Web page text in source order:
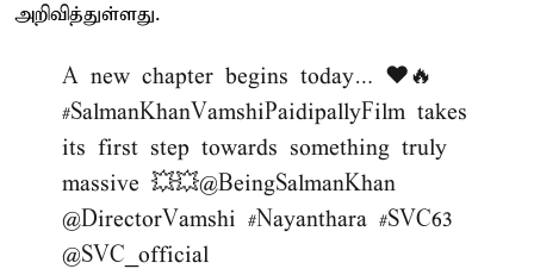
அறிவித்துள்ளது.
A new chapter begins today… ❤️🔥
#SalmanKhanVamshiPaidipallyFilm takes
its first step towards something truly
massive 💥💥@BeingSalmanKhan
@DirectorVamshi #Nayanthara #SVC63
@SVC_official